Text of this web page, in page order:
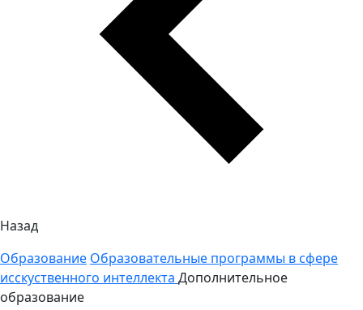
Назад
Образование Образовательные программы в сфере
исскуственного интеллекта Дополнительное
образование